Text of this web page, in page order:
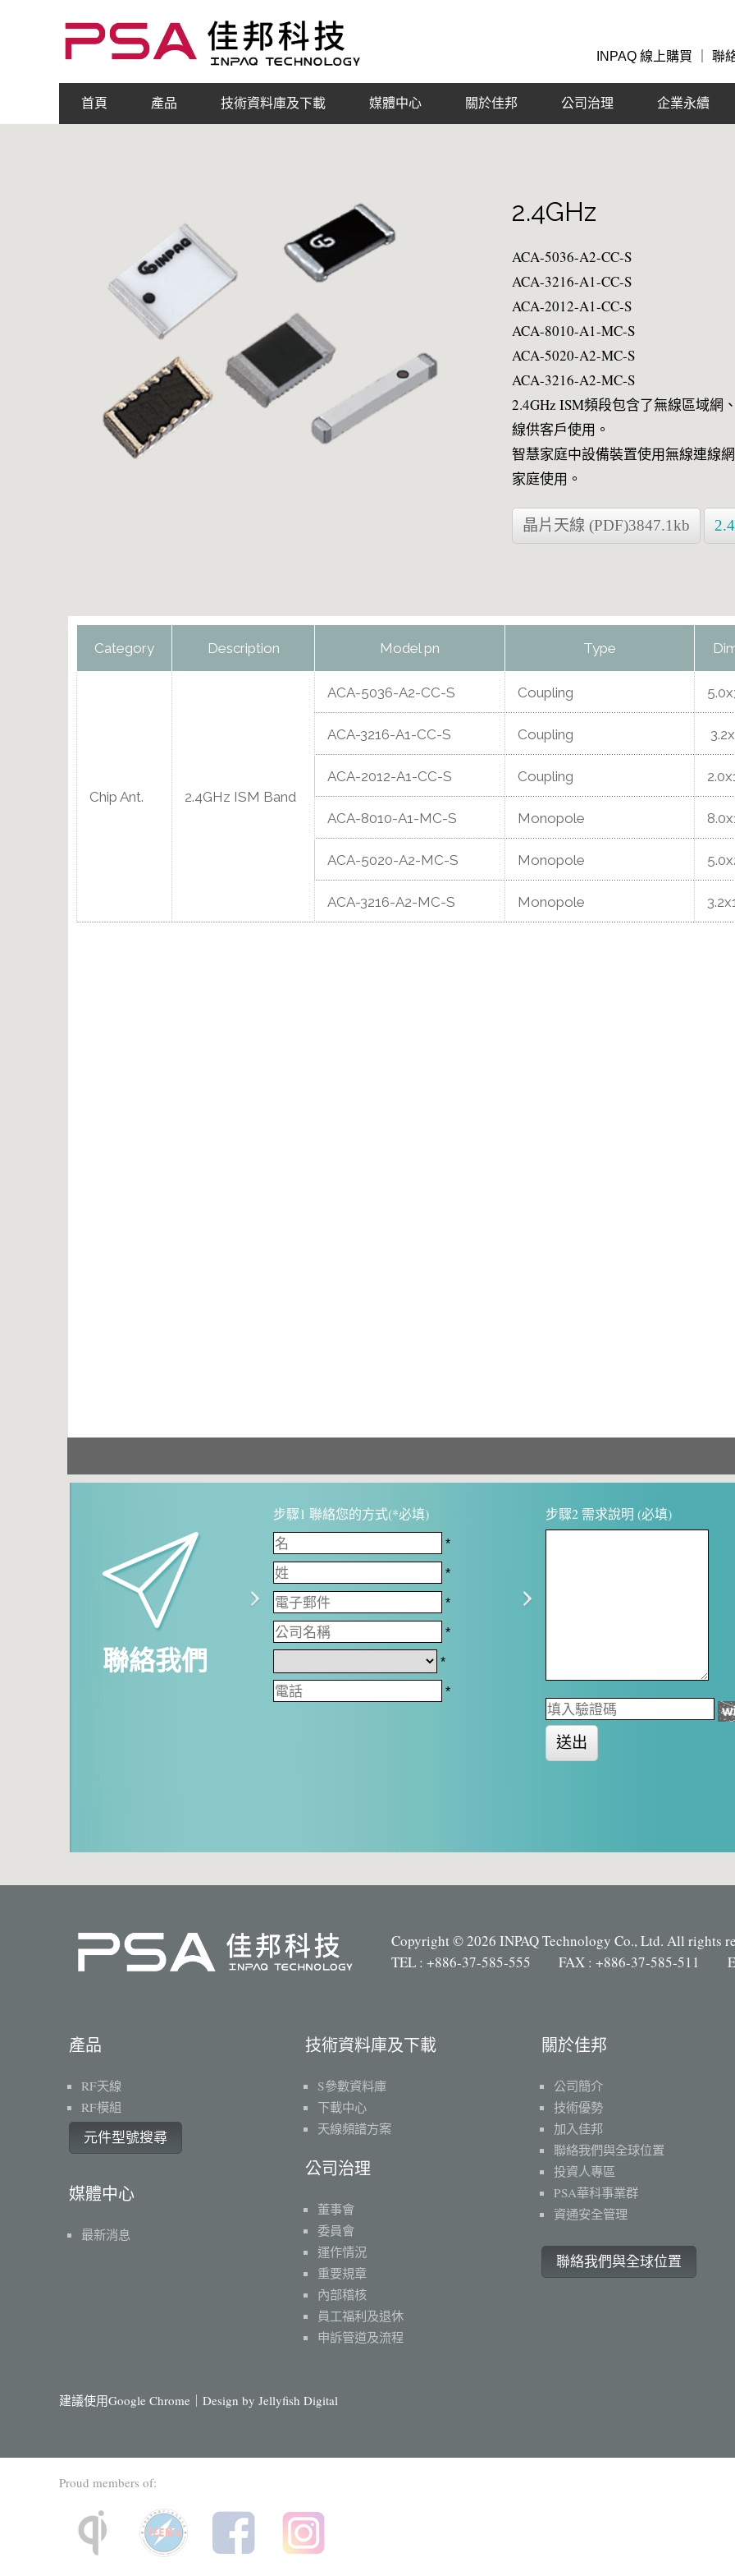
INPAQ 線上購買 聯
首頁 產品 技術資料庫及下載 媒體中心 關於佳邦 公司治理 企業永續
2.4GHz
ACA-5036-A2-CC-S
ACA-3216-A1-CC-S
ACA-2012-A1-CC-S
ACA-8010-A1-MC-S
ACA-5020-A2-MC-S
ACA-3216-A2-MC-S
2.4GHz ISM頻段包含了無線區域網
線供客戶使用。
智慧家庭中設備裝置使用無線連線
家庭使用。
晶片天線 (PDF)3847.1kb
Category Description Model pn Type
Chip Ant. 2.4GHz ISM Band
ACA-5036-A2-CC-S Coupling
ACA-3216-A1-CC-S Coupling
ACA-2012-A1-CC-S Coupling
ACA-8010-A1-MC-S Monopole
ACA-5020-A2-MC-S Monopole
ACA-3216-A2-MC-S Monopole
聯絡我們
步驟1 聯絡您的方式(*必填)
*
*
*
*
*
*
步驟2 需求說明 (必填)
送出
Copyright © 2026 INPAQ Technology Co., Ltd. All rights
TEL : +886-37-585-555 FAX : +886-37-585-511
產品
RF天線
RF模組
元件型號搜尋
媒體中心
最新消息
技術資料庫及下載
S參數資料庫
下載中心
天線頻譜方案
公司治理
董事會
委員會
運作情況
重要規章
內部稽核
員工福利及退休
申訴管道及流程
關於佳邦
公司簡介
技術優勢
加入佳邦
聯絡我們與全球位置
投資人專區
PSA華科事業群
資通安全管理
聯絡我們與全球位置
建議使用Google Chrome｜Design by Jellyfish Digital
Proud members of: